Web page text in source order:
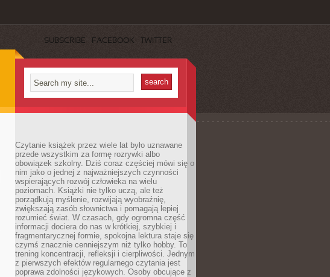
SUBSCRIBE FACEBOOK TWITTER
Czytanie książek przez wiele lat było uznawane
przede wszystkim za formę rozrywki albo
obowiązek szkolny. Dziś coraz częściej mówi się o
nim jako o jednej z najważniejszych czynności
wspierających rozwój człowieka na wielu
poziomach. Książki nie tylko uczą, ale też
porządkują myślenie, rozwijają wyobraźnię,
zwiększają zasób słownictwa i pomagają lepiej
rozumieć świat. W czasach, gdy ogromna część
informacji dociera do nas w krótkiej, szybkiej i
fragmentarycznej formie, spokojna lektura staje się
czymś znacznie cenniejszym niż tylko hobby. To
trening koncentracji, refleksji i cierpliwości. Jednym
z pierwszych efektów regularnego czytania jest
poprawa zdolności językowych. Osoby obcujące z